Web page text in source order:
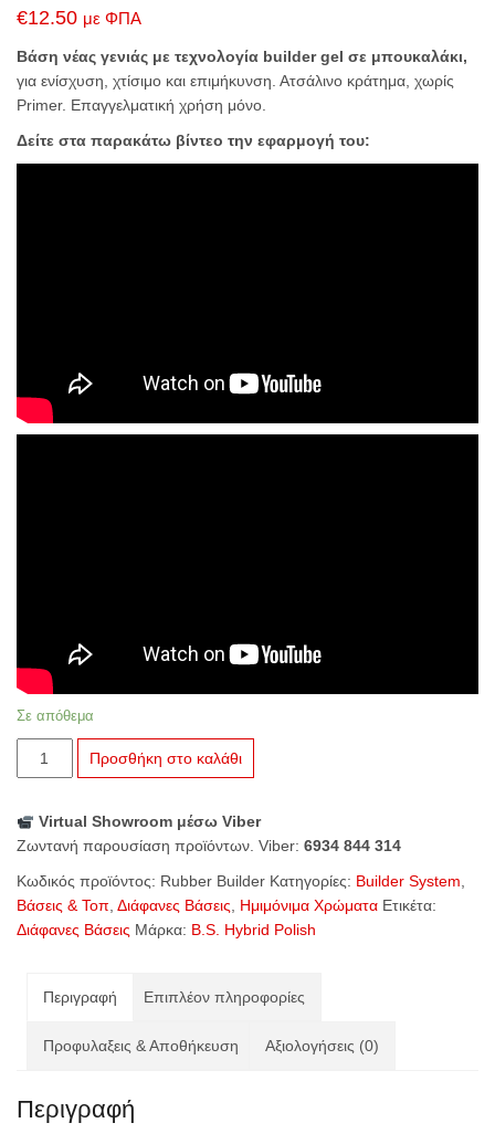
€12.50 με ΦΠΑ
Βάση νέας γενιάς με τεχνολογία builder gel σε μπουκαλάκι,
για ενίσχυση, χτίσιμο και επιμήκυνση. Ατσάλινο κράτημα, χωρίς
Primer. Επαγγελματική χρήση μόνο.
Δείτε στα παρακάτω βίντεο την εφαρμογή του:
Σε απόθεμα
B.S.
Hybrid
Builder
Coat
15ml
Προσθήκη στο καλάθι
Virtual Showroom μέσω Viber
Ζωντανή παρουσίαση προϊόντων. Viber: 6934 844 314
Κωδικός προϊόντος: Rubber Builder Κατηγορίες: Builder System
Βάσεις & Τοπ Διάφανες Βάσεις Ημιμόνιμα Χρώματα Ετικέτα:
Διάφανες Βάσεις Μάρκα: B.S. Hybrid Polish
Περιγραφή Επιπλέον πληροφορίες
Προφυλαξεις & Αποθήκευση Αξιολογήσεις (0)
Περιγραφή